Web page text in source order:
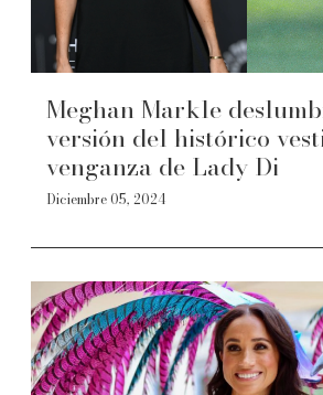
Meghan Markle
versión del histórico
venganza de Lady Di
Diciembre 05, 2024